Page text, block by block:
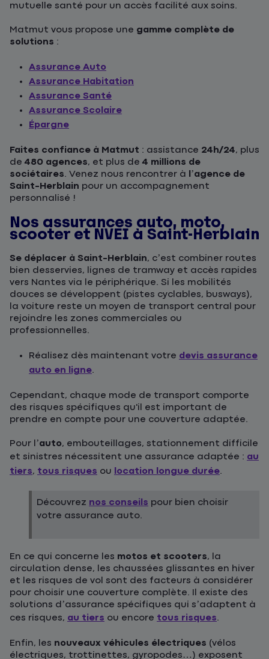
mutuelle santé pour un accès facilité aux soins.
Matmut vous propose une gamme complète de
solutions :
Assurance Auto
Assurance Habitation
Assurance Santé
Assurance Scolaire
Épargne
Faites confiance à Matmut : assistance 24h/24, plus
de 480 agences, et plus de 4 millions de
sociétaires. Venez nous rencontrer à l’agence de
Saint-Herblain pour un accompagnement
personnalisé !
Nos assurances auto, moto,
scooter et NVEI à Saint-Herblain
Se déplacer à Saint-Herblain, c’est combiner routes
bien desservies, lignes de tramway et accès rapides
vers Nantes via le périphérique. Si les mobilités
douces se développent (pistes cyclables, busways),
la voiture reste un moyen de transport central pour
rejoindre les zones commerciales ou
professionnelles.
Réalisez dès maintenant votre devis assurance
auto en ligne.
Cependant, chaque mode de transport comporte
des risques spécifiques qu'il est important de
prendre en compte pour une couverture adaptée.
Pour l’auto, embouteillages, stationnement difficile
et sinistres nécessitent une assurance adaptée : au
tiers, tous risques ou location longue durée.
Découvrez nos conseils pour bien choisir
votre assurance auto.
En ce qui concerne les motos et scooters, la
circulation dense, les chaussées glissantes en hiver
et les risques de vol sont des facteurs à considérer
pour choisir une couverture complète. Il existe des
solutions d’assurance spécifiques qui s’adaptent à
ces risques, au tiers ou encore tous risques.
Enfin, les nouveaux véhicules électriques (vélos
électriques, trottinettes, gyropodes…) exposent